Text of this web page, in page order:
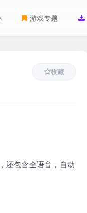
游戏专题
收藏
还包含全语音，自动